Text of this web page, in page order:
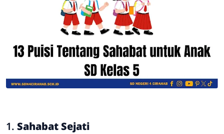
1. Sahabat Sejati